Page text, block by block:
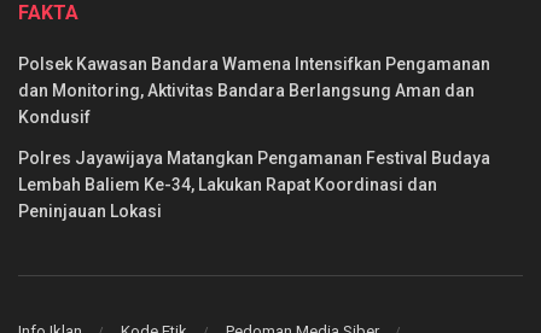
FAKTA
Polsek Kawasan Bandara Wamena Intensifkan Pengamanan
dan Monitoring, Aktivitas Bandara Berlangsung Aman dan
Kondusif
Polres Jayawijaya Matangkan Pengamanan Festival Budaya
Lembah Baliem Ke-34, Lakukan Rapat Koordinasi dan
Peninjauan Lokasi